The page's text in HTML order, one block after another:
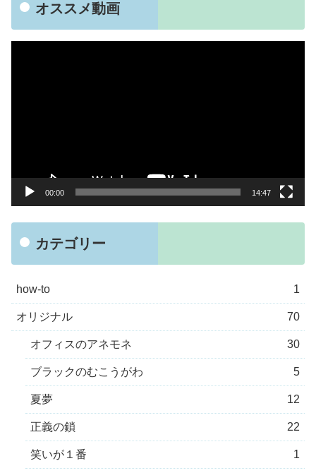
オススメ動画
00:00 14:47
カテゴリー
how-to 1
オリジナル 70
オフィスのアネモネ 30
ブラックのむこうがわ 5
夏夢 12
正義の鎖 22
笑いが１番 1